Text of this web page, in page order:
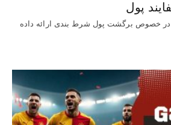
پول
در خصوص برگشت پول شرط بندی ارائه داده